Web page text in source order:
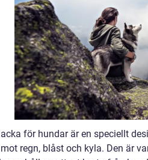
för hundar är en speciellt
regn, blåst och kyla. Den är